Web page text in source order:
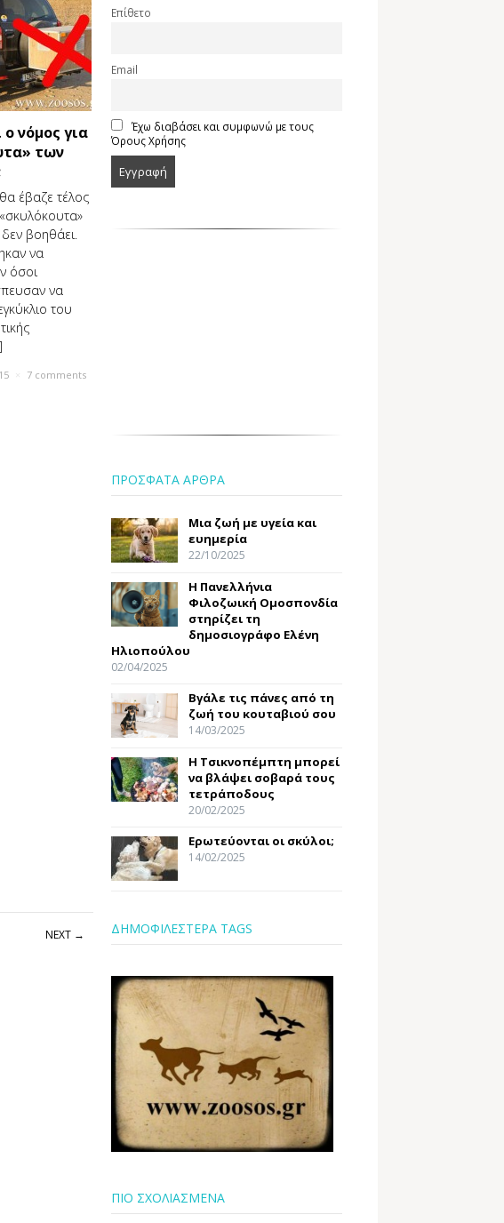
νόμος για
των
έβαζε τέλος
βοηθάει.
να
όσοι
να
του
7 comments
NEXT →
Επίθετο
Email
Έχω διαβάσει και συμφωνώ με τους
Όρους Χρήσης
ΠΡΟΣΦΑΤΑ ΑΡΘΡΑ
Μια ζωή με υγεία και
ευημερία
22/10/2025
Η Πανελλήνια
Φιλοζωική Ομοσπονδία
στηρίζει τη
δημοσιογράφο Ελένη
Ηλιοπούλου
02/04/2025
Βγάλε τις πάνες από τη
ζωή του κουταβιού σου
14/03/2025
Η Τσικνοπέμπτη μπορεί
να βλάψει σοβαρά τους
τετράποδους
20/02/2025
Ερωτεύονται οι σκύλοι;
14/02/2025
ΔΗΜΟΦΙΛΕΣΤΕΡΑ TAGS
ΠΙΟ ΣΧΟΛΙΑΣΜΕΝΑ